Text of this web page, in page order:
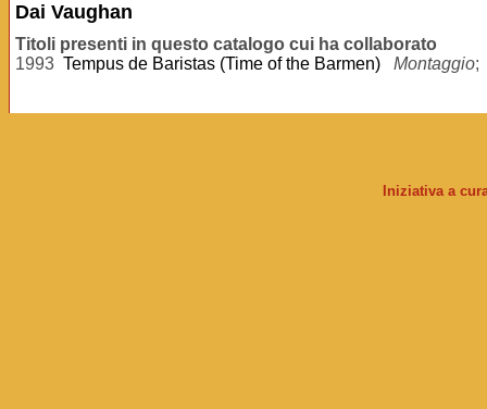
Dai Vaughan
Titoli presenti in questo catalogo cui ha collaborato
1993 Tempus de Baristas (Time of the Barmen) Montaggio;
Iniziativa a